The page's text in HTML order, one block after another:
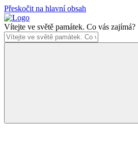
Přeskočit na hlavní obsah
Vítejte ve světě památek. Co vás zajímá?